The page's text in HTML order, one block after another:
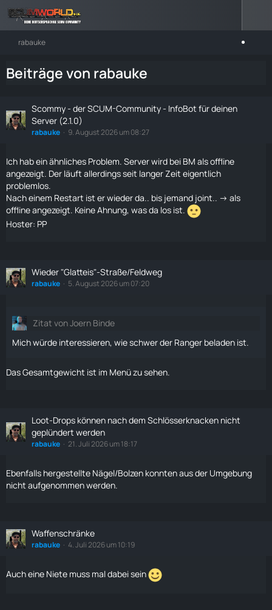
rabauke
Beiträge von rabauke
Scommy - der SCUM-Community - InfoBot für deinen
Server (2.1.0)
rabauke 9. August 2026 um 08:27
Ich hab ein ähnliches Problem. Server wird bei BM als offline
angezeigt. Der läuft allerdings seit langer Zeit eigentlich
problemlos.
Nach einem Restart ist er wieder da.. bis jemand joint.. -> als
offline angezeigt. Keine Ahnung, was da los ist.
Hoster: PP
Wieder "Glatteis"-Straße/Feldweg
rabauke 5. August 2026 um 07:20
Zitat von Joern Binde
Mich würde interessieren, wie schwer der Ranger beladen ist.
Das Gesamtgewicht ist im Menü zu sehen.
Loot-Drops können nach dem Schlösserknacken nicht
geplündert werden
rabauke 21. Juli 2026 um 18:17
Ebenfalls hergestellte Nägel/Bolzen konnten aus der Umgebung
nicht aufgenommen werden.
Waffenschränke
rabauke 4. Juli 2026 um 10:19
Auch eine Niete muss mal dabei sein